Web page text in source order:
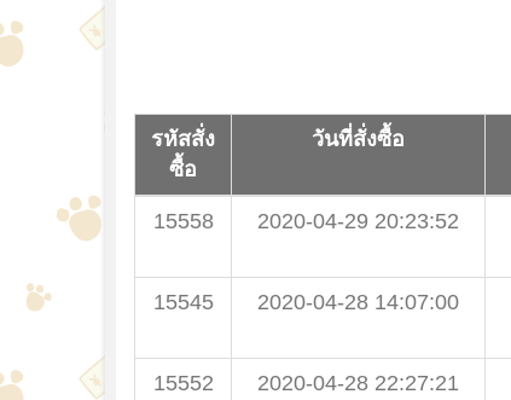
รหัสสั่ง
ซื้อ
วันที่สั่งซื้อ
15558 2020-04-29 20:23:52
15545 2020-04-28 14:07:00
15552 2020-04-28 22:27:21